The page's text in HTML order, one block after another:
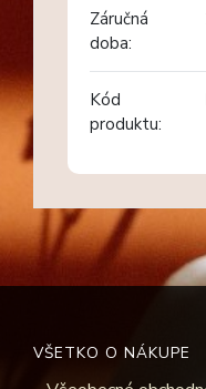
Záručná
doba:
Kód
produktu:
VŠETKO O NÁKUPE